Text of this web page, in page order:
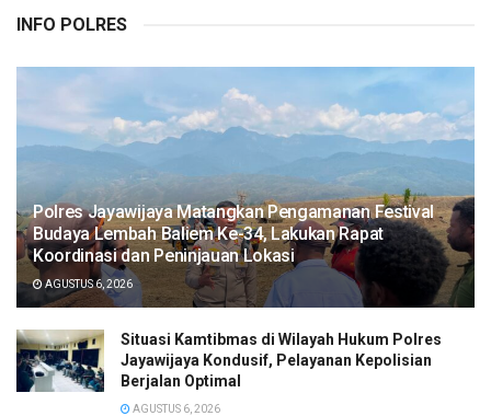
INFO POLRES
Polres Jayawijaya Matangkan Pengamanan Festival
Budaya Lembah Baliem Ke-34, Lakukan Rapat
Koordinasi dan Peninjauan Lokasi
AGUSTUS 6, 2026
Situasi Kamtibmas di Wilayah Hukum Polres
Jayawijaya Kondusif, Pelayanan Kepolisian
Berjalan Optimal
AGUSTUS 6, 2026